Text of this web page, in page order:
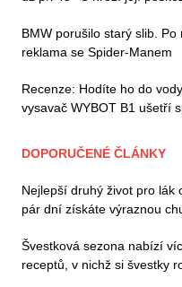
BMW porušilo starý slib.
reklama se Spider-Manem
Recenze: Hodíte ho do
vysavač WYBOT B1 ušetří
DOPORUČENÉ ČLÁNKY
Nejlepší druhý život pro lák
pár dní získáte výraznou
Švestková sezona nabízí
receptů, v nichž si švestky